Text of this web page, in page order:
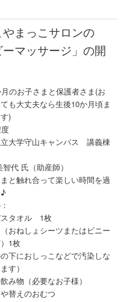
やまっこサロンの
マッサージ」の開
のお子さまと保護者さま(お
も大丈夫なら生後10か月頃ま
)
大学守山キャンパス 講義棟
代 氏（助産師）
と触れ合って楽しい時間を過
スタオル 1枚
おねしょシーツまたはビニー
1枚
の下におしっこなどで汚染しな
す）
み物（必要なお子様）
替えのおむつ